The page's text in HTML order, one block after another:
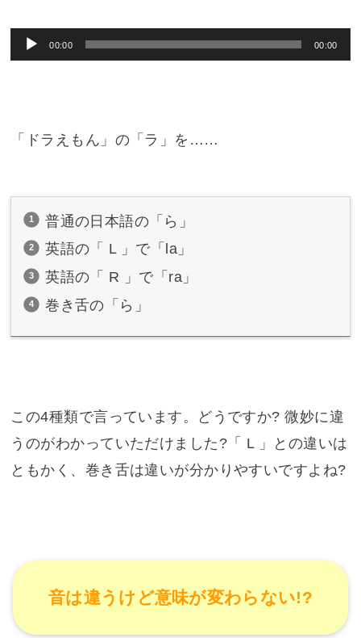
音
声
ー
00:00 00:00
「ドラえもん」の「ラ」を……
普通の日本語の「ら」
英語の「 L 」で「la」
英語の「 R 」で「ra」
巻き舌の「ら」
この4種類で言っています。どうですか? 微妙に違
うのがわかっていただけました?「 L 」との違いは
ともかく、巻き舌は違いが分かりやすいですよね?
音は違うけど意味が変わらない!?